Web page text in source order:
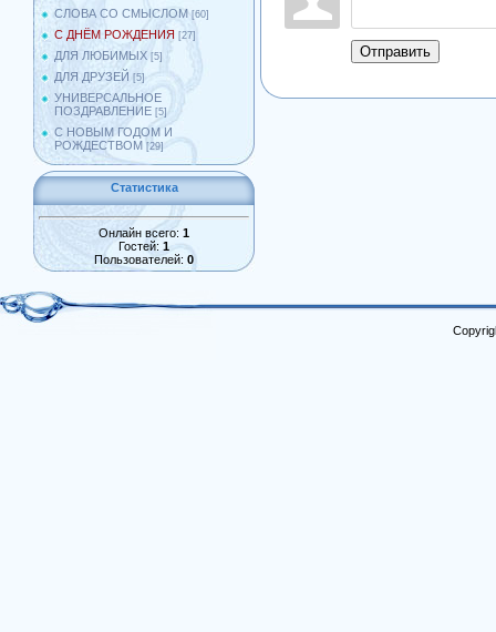
СЛОВА СО СМЫСЛОМ [60]
С ДНЁМ РОЖДЕНИЯ [27]
ДЛЯ ЛЮБИМЫХ [5]
ДЛЯ ДРУЗЕЙ [5]
УНИВЕРСАЛЬНОЕ
ПОЗДРАВЛЕНИЕ [5]
С НОВЫМ ГОДОМ И
РОЖДЕСТВОМ [29]
Статистика
Онлайн всего: 1
Гостей: 1
Пользователей: 0
Отправить